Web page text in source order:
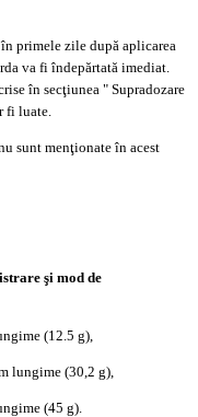
primele zile după aplicarea
va fi îndepărtată imediat.
în secţiunea " Supradozare
fi luate.
sunt menţionate în acest
şi mod de
(12.5 g),
lungime (30,2 g),
(45 g).